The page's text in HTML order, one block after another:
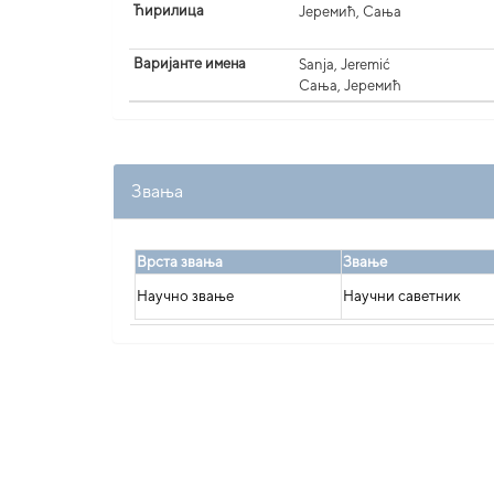
Ћирилица Јеремић, Сања
Варијанте имена
Sanja, Jeremić
Сања, Јеремић
Звања
Врста звања Звање
Научно звање
Научни саветник